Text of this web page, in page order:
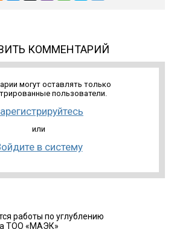
КОММЕНТАРИЙ
могут оставлять только
пользователи.
или
в систему
работы по углублению
ТОО «МАЭК»